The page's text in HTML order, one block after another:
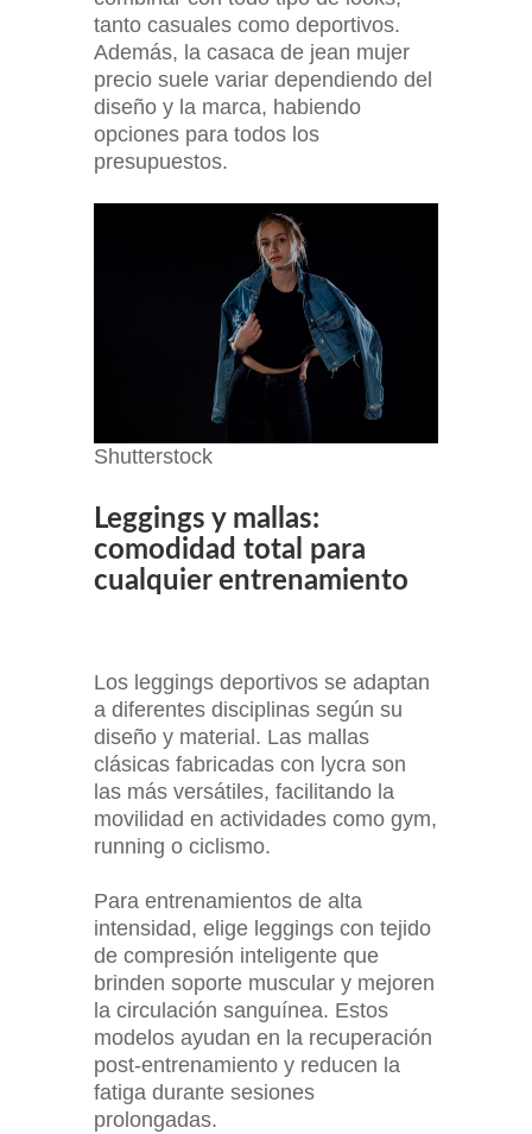
tanto casuales como deportivos.
Además, la casaca de jean mujer
precio suele variar dependiendo del
diseño y la marca, habiendo
opciones para todos los
presupuestos.
Shutterstock
Leggings y mallas:
comodidad total para
cualquier entrenamiento
Los leggings deportivos se adaptan
a diferentes disciplinas según su
diseño y material. Las mallas
clásicas fabricadas con lycra son
las más versátiles, facilitando la
movilidad en actividades como gym,
running o ciclismo.
Para entrenamientos de alta
intensidad, elige leggings con tejido
de compresión inteligente que
brinden soporte muscular y mejoren
la circulación sanguínea. Estos
modelos ayudan en la recuperación
post-entrenamiento y reducen la
fatiga durante sesiones
prolongadas.